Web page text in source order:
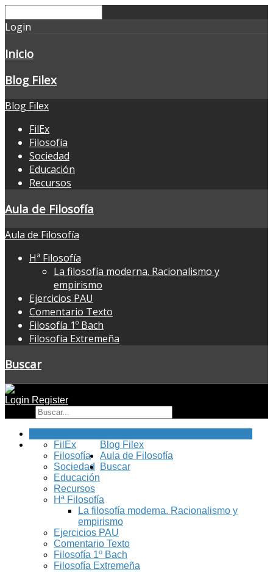
Login
Inicio
Blog Filex
Blog Filex
FilEx
Filosofía
Sociedad
Educación
Recursos
Aula de Filosofía
Aula de Filosofía
Hª Filosofía
La filosofía moderna. Racionalismo y
empirismo
Ejercicios PAU
Comentario Texto
Filosofía 1º Bach
Filosofía Extremeña
Buscar
Login Register
Blog Filex
FilEx
Filosofía
Sociedad
Educación
Recursos
Aula de Filosofía
Hª Filosofía
La filosofía moderna. Racionalismo y
empirismo
Ejercicios PAU
Comentario Texto
Filosofía 1º Bach
Filosofía Extremeña
Buscar